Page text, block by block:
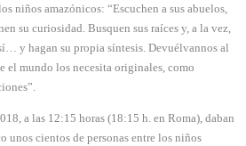
niños amazónicos: “Escuchen a sus abuelos,
su curiosidad. Busquen sus raíces y, a la vez,
y hagan su propia síntesis. Devuélvannos al
el mundo los necesita originales, como
a las 12:15 horas (18:15 h. en Roma), daban
unos cientos de personas entre los niños